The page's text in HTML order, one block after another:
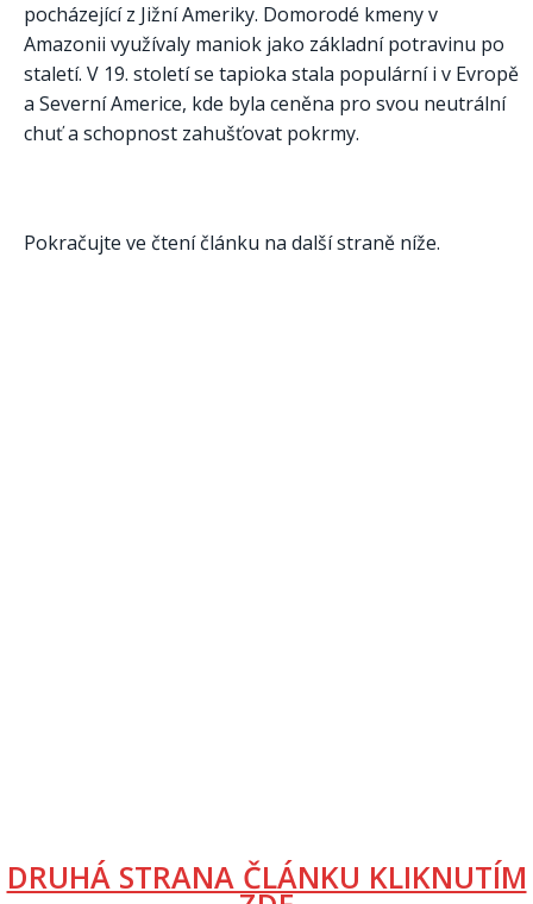
pocházející z Jižní Ameriky. Domorodé kmeny v
Amazonii využívaly maniok jako základní potravinu po
staletí. V 19. století se tapioka stala populární i v Evropě
a Severní Americe, kde byla ceněna pro svou neutrální
chuť a schopnost zahušťovat pokrmy.​
Pokračujte ve čtení článku na další straně níže.
DRUHÁ STRANA ČLÁNKU KLIKNUTÍM